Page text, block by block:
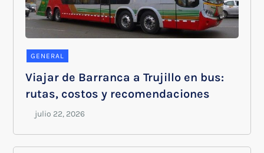
GENERAL
Viajar de Barranca a Trujillo en bus:
rutas, costos y recomendaciones